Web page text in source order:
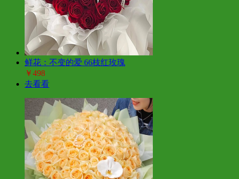
鲜花：不变的爱 66枝红玫瑰
￥498
去看看